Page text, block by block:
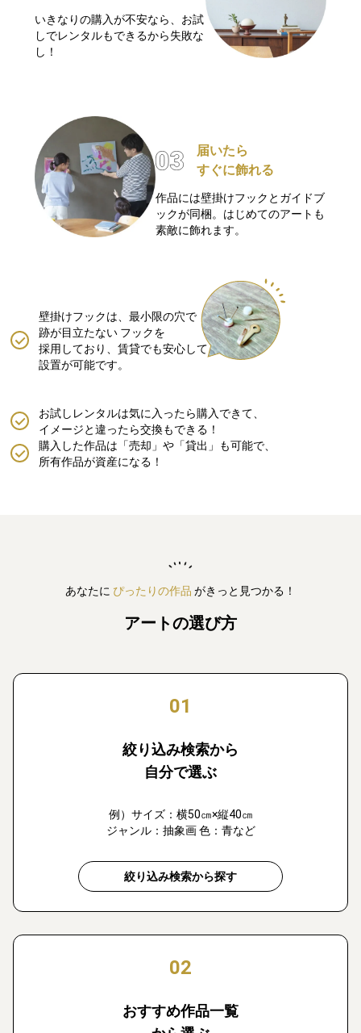
いきなりの購入が不安なら、お試
しでレンタルもできるから失敗な
し！
届いたら
すぐに飾れる
作品には壁掛けフックとガイドブ
ックが同梱。はじめてのアートも
素敵に飾れます。
壁掛けフックは、最小限の穴で
跡が目立たない フックを
採用しており、賃貸でも安心して
設置が可能です。
購入した作品は「売却」や「貸出」も可能で、
所有作品が資産になる！
お試しレンタルは気に入ったら購入できて、
イメージと違ったら交換もできる！
あなたに ぴったりの作品 がきっと見つかる！
アートの選び方
01
絞り込み検索から
自分で選ぶ
例）サイズ：横50㎝×縦40㎝
ジャンル：抽象画 色：青など
絞り込み検索から探す
02
おすすめ作品一覧